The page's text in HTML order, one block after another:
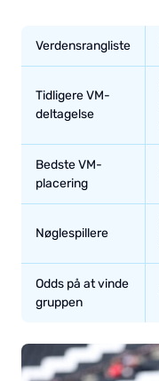
Verdensrangliste
Tidligere VM-
deltagelse
Bedste VM-
placering
Nøglespillere
Odds på at vinde
gruppen